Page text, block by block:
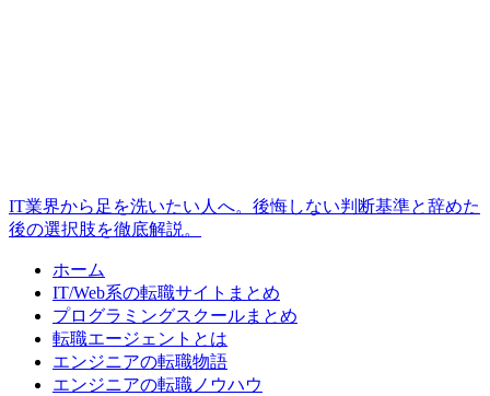
IT業界から足を洗いたい人へ。後悔しない判断基準と辞めた
後の選択肢を徹底解説。
ホーム
IT/Web系の転職サイトまとめ
プログラミングスクールまとめ
転職エージェントとは
エンジニアの転職物語
エンジニアの転職ノウハウ